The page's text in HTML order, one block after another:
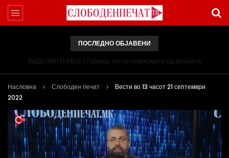
ПОСЛЕДНО ОБЈАВЕНИ
ВИДЕОИНТЕРВЈУ | Ѓоргева: Не се откажувајте од доењето
Насловна Слободен печат
Вести во 13 часот 21 септември
2022